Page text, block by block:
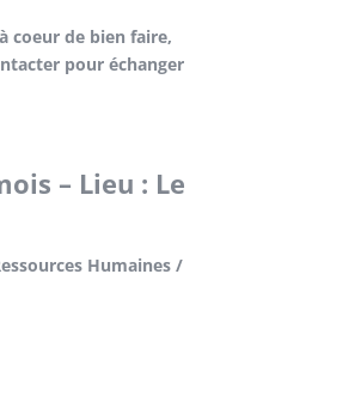
coeur de bien faire,
pour échanger
– Lieu : Le
Humaines /